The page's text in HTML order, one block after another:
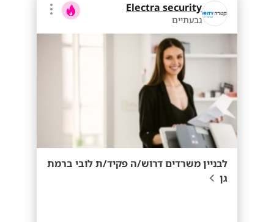
Electra security
גבעתיים
לבניין משרדים דרוש/ה פקיד/ת לובי ברמת
גן